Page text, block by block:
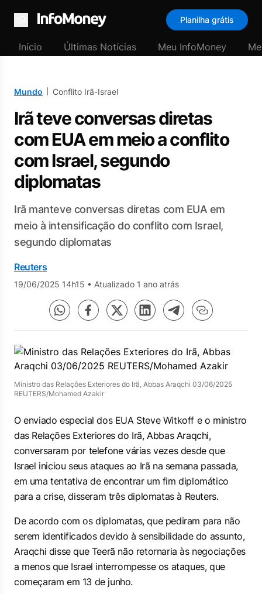
Menu
Planilha grátis
Início Últimas Notícias Meu InfoMoney
Mundo Conflito Irã-Israel
Irã teve conversas diretas
com EUA em meio a conflito
com Israel, segundo
diplomatas
Irã manteve conversas diretas com EUA em
meio à intensificação do conflito com Israel,
segundo diplomatas
Reuters
19/06/2025 14h15 • Atualizado 1 ano atrás
Ministro das Relações Exteriores do Irã, Abbas Araqchi 03/06/2025
REUTERS/Mohamed Azakir
O enviado especial dos EUA Steve Witkoff e o ministro
das Relações Exteriores do Irã, Abbas Araqchi,
conversaram por telefone várias vezes desde que
Israel iniciou seus ataques ao Irã na semana passada,
em uma tentativa de encontrar um fim diplomático
para a crise, disseram três diplomatas à Reuters.
De acordo com os diplomatas, que pediram para não
serem identificados devido à sensibilidade do assunto,
Araqchi disse que Teerã não retornaria às negociações
a menos que Israel interrompesse os ataques, que
começaram em 13 de junho.